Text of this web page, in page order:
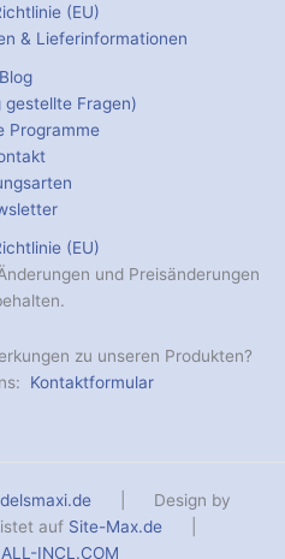
(EU)
& Lieferinformationen
Blog
gestellte Fragen)
Programme
(EU)
und Preisänderungen
zu unseren Produkten?
Kontaktformular
| Design by
auf Site-Max.de
ALL-INCL.COM